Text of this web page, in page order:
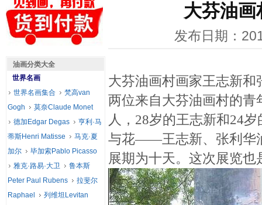
大芬油
发布日期：
大芬油画村画家王志新
两位来自大芬油画村的
人，28岁的王志新和24
与花——王志新、张利华
展期为十天。这次展览
油画分类大全
世界名画
世界名画集合
梵高van
Gogh
莫奈Claude Monet
德加Edgar Degas
亨利·马
蒂斯Henri Matisse
马克·夏
加尔
毕加索Pablo Picasso
雅克·路易·大卫
鲁本斯
Peter Paul Rubens
拉斐尔
Raphael
列维坦Levitan